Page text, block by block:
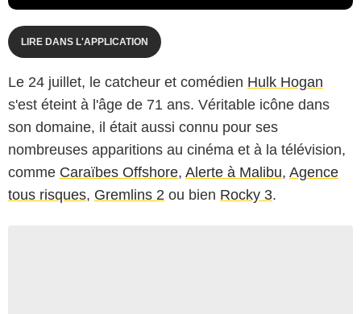
LIRE DANS L'APPLICATION
Le 24 juillet, le catcheur et comédien Hulk Hogan
s'est éteint à l'âge de 71 ans. Véritable icône dans
son domaine, il était aussi connu pour ses
nombreuses apparitions au cinéma et à la télévision,
comme Caraïbes Offshore, Alerte à Malibu, Agence
tous risques, Gremlins 2 ou bien Rocky 3.